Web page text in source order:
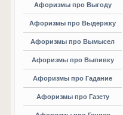
Афоризмы про Выгоду
Афоризмы про Выдержку
Афоризмы про Вымысел
Афоризмы про Выпивку
Афоризмы про Гадание
Афоризмы про Газету